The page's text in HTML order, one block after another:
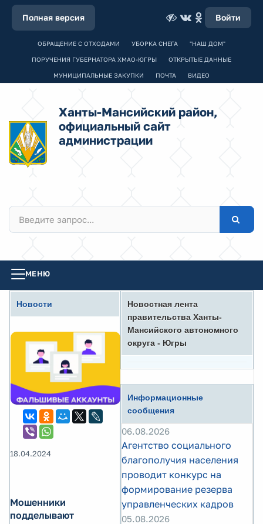
Полная версия Войти
ОБРАЩЕНИЕ С ОТХОДАМИ УБОРКА СНЕГА "НАШ ДОМ"
ПОРУЧЕНИЯ ГУБЕРНАТОРА ХМАО-ЮГРЫ ОТКРЫТЫЕ ДАННЫЕ
МУНИЦИПАЛЬНЫЕ ЗАКУПКИ ПОЧТА ВИДЕО
Ханты-Мансийский район,
официальный сайт
администрации
МЕНЮ
Новости
18.04.2024
Мошенники
подделывают
Новостная лента
правительства Ханты-
Мансийского автономного
округа - Югры
Информационные
сообщения
06.08.2026
Агентство социального
благополучия населения
проводит конкурс на
формирование резерва
управленческих кадров
05.08.2026